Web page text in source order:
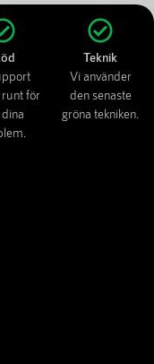
för
Teknik
Vi använder
den senaste
gröna tekniken.